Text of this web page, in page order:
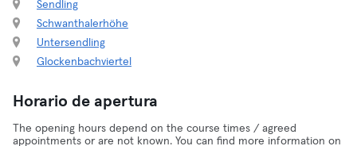
Sendling
Schwanthalerhöhe
Untersendling
Glockenbachviertel
Horario de apertura
The opening hours depend on the course times / agreed
appointments or are not known. You can find more information on